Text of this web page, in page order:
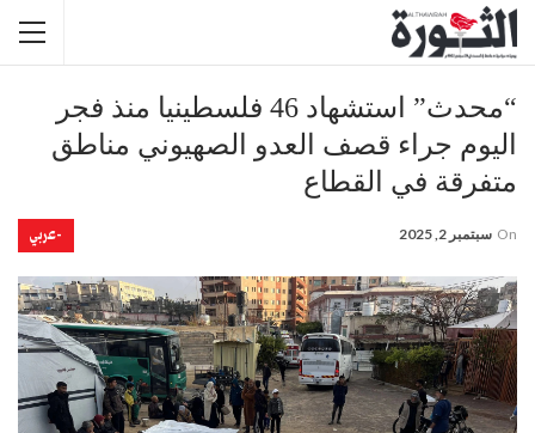
“محدث” استشهاد 46 فلسطينيا منذ فجر
اليوم جراء قصف العدو الصهيوني مناطق
متفرقة في القطاع
-عربي On سبتمبر 2, 2025